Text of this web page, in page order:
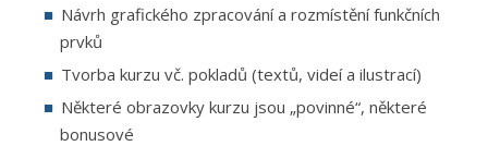
Návrh grafického zpracování a rozmístění funkčních
prvků
Tvorba kurzu vč. pokladů (textů, videí a ilustrací)
Některé obrazovky kurzu jsou „povinné“, některé
bonusové